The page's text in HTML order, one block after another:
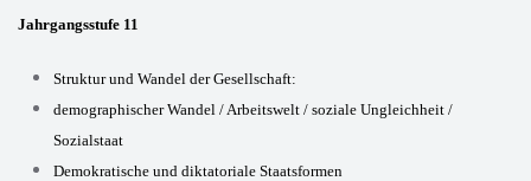
Jahrgangsstufe 11
Struktur und Wandel der Gesellschaft:
demographischer Wandel / Arbeitswelt / soziale Ungleichheit /
Sozialstaat
Demokratische und diktatoriale Staatsformen